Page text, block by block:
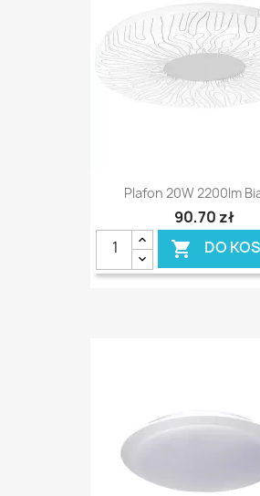
Plafon 20W 2200lm
90,70 zł
 DO